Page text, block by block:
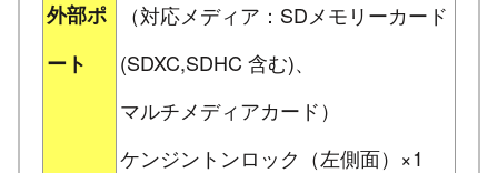
外部ポ
ート
（対応メディア：SDメモリーカード
(SDXC,SDHC 含む)、
マルチメディアカード）
ケンジントンロック（左側面）×1